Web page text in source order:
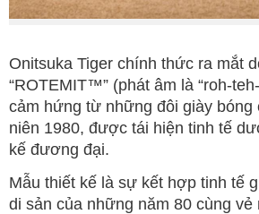
Onitsuka Tiger chính thức ra mắt
“ROTEMIT™” (phát âm là “roh-
cảm hứng từ những đôi giày bóng
niên 1980, được tái hiện tinh tế
kế đương đại.
Mẫu thiết kế là sự kết hợp tinh tế
di sản của những năm 80 cùng vẻ